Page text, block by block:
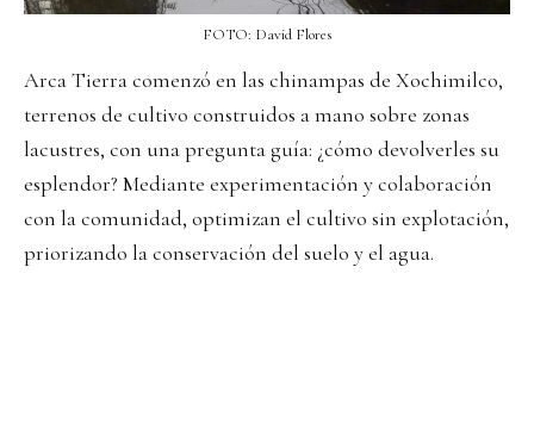
FOTO: David Flores
Arca Tierra comenzó en las chinampas de Xochimilco,
terrenos de cultivo construidos a mano sobre zonas
lacustres, con una pregunta guía: ¿cómo devolverles su
esplendor? Mediante experimentación y colaboración
con la comunidad, optimizan el cultivo sin explotación,
priorizando la conservación del suelo y el agua.